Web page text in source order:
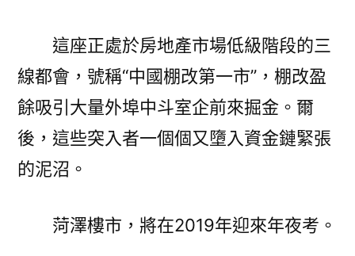
這座正處於房地產市場低級階段的三
線都會，號稱“中國棚改第一市”，棚改盈
餘吸引大量外埠中斗室企前來掘金。爾
後，這些突入者一個個又墮入資金鏈緊張
的泥沼。
菏澤樓市，將在2019年迎來年夜考。